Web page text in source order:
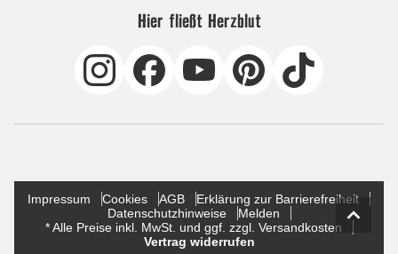
Hier fließt Herzblut
Impressum Cookies AGB
Erklärung zur Barrierefreiheit
Datenschutzhinweise
Melden
* Alle Preise inkl. MwSt. und ggf. zzgl. Versandkosten
Vertrag widerrufen